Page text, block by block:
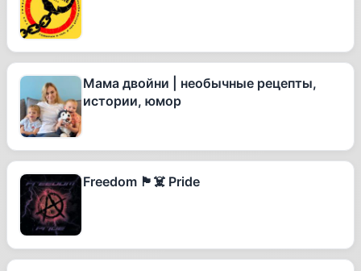
Мама двойни | необычные рецепты,
истории, юмор
Freedom 🏴‍☠️ Pride